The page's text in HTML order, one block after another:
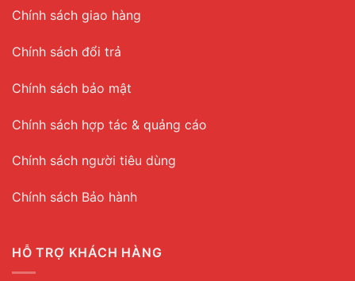
Chính sách giao hàng
Chính sách đổi trả
Chính sách bảo mật
Chính sách hợp tác & quảng cáo
Chính sách người tiêu dùng
Chính sách Bảo hành
HỖ TRỢ KHÁCH HÀNG